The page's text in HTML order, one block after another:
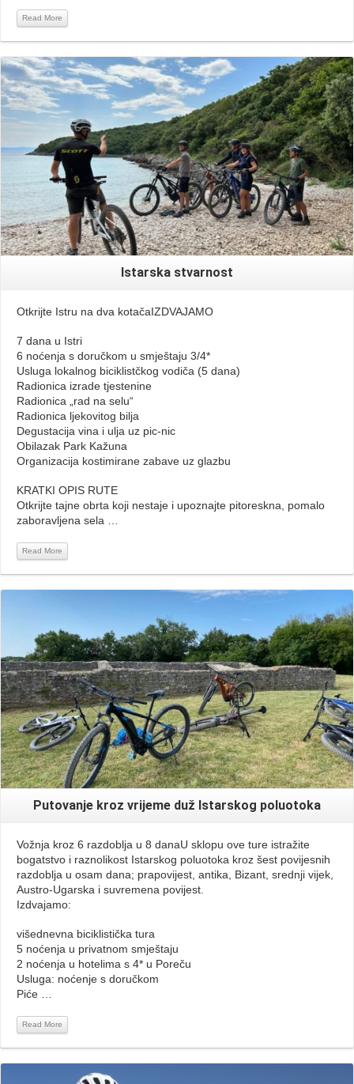
Read More
Read More
Istarska stvarnost
Otkrijte Istru na dva kotačaIZDVAJAMO
7 dana u Istri
6 noćenja s doručkom u smještaju 3/4*
Usluga lokalnog biciklistčkog vodiča (5 dana)
Radionica izrade tjestenine
Radionica „rad na selu“
Radionica ljekovitog bilja
Degustacija vina i ulja uz pic-nic
Obilazak Park Kažuna
Organizacija kostimirane zabave uz glazbu
KRATKI OPIS RUTE
Otkrijte tajne obrta koji nestaje i upoznajte pitoreskna, pomalo
zaboravljena sela …
Read More
Read More
Putovanje kroz vrijeme duž Istarskog poluotoka
Vožnja kroz 6 razdoblja u 8 danaU sklopu ove ture istražite
bogatstvo i raznolikost Istarskog poluotoka kroz šest povijesnih
razdoblja u osam dana; prapovijest, antika, Bizant, srednji vijek,
Austro-Ugarska i suvremena povijest.
Izdvajamo:
višednevna biciklistička tura
5 noćenja u privatnom smještaju
2 noćenja u hotelima s 4* u Poreču
Usluga: noćenje s doručkom
Piće …
Read More